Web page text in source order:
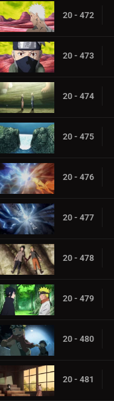
20 - 472
20 - 473
20 - 474
20 - 475
20 - 476
20 - 477
20 - 478
20 - 479
20 - 480
20 - 481